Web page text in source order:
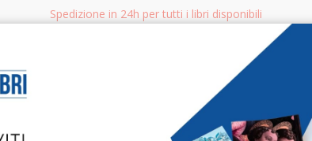
Spedizione in 24h per tutti i libri disponibili
CERCA